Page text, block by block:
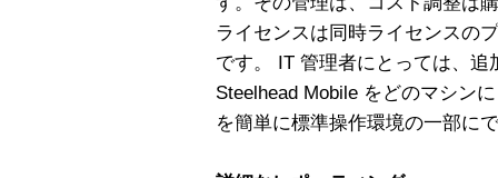
ライセンスは同時ライセンスの
です。 IT 管理者にとっては、
Steelhead Mobile をどのマシン
を簡単に標準操作環境の一部に